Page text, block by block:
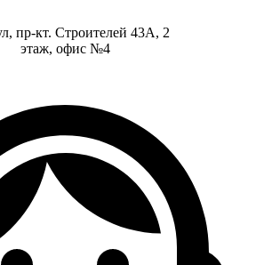
пр-кт. Строителей 43А, 2
этаж, офис №4